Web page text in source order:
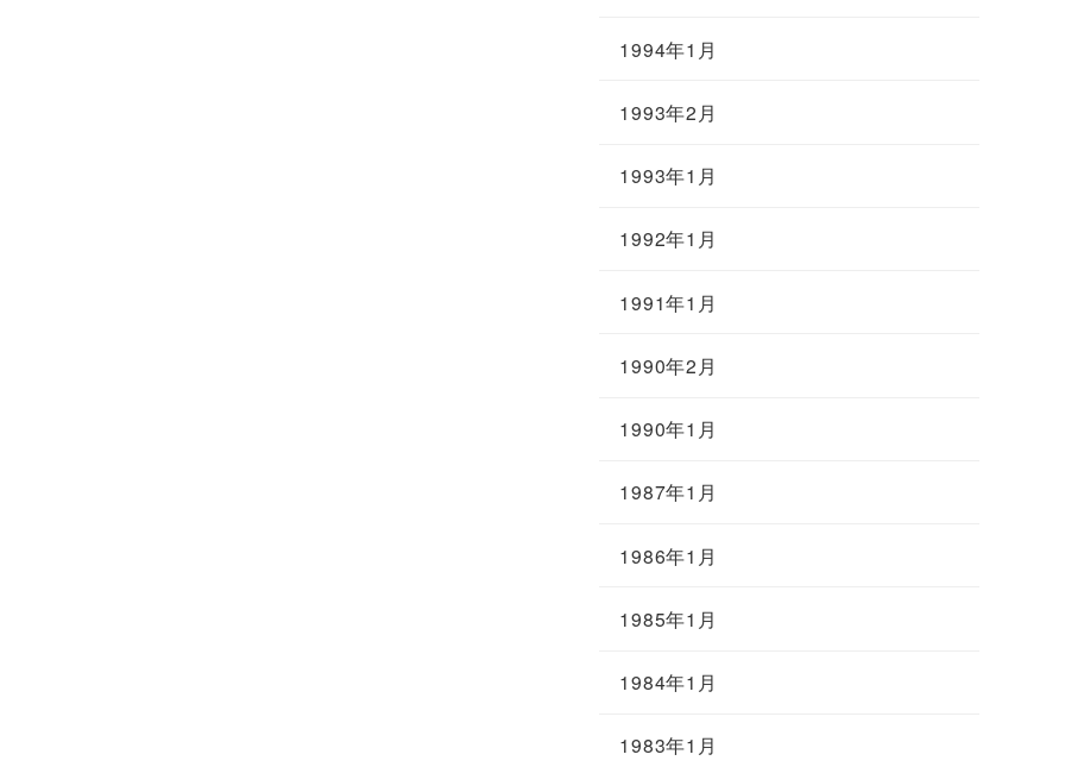
1994年1月
1993年2月
1993年1月
1992年1月
1991年1月
1990年2月
1990年1月
1987年1月
1986年1月
1985年1月
1984年1月
1983年1月